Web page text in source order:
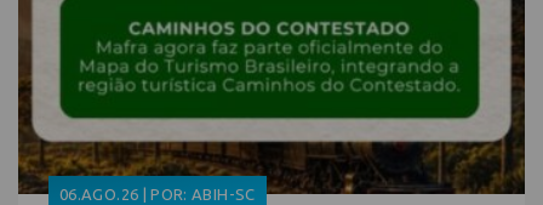
06.AGO.26 | POR: ABIH-SC